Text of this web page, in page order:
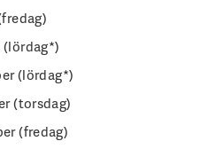
(lördag*)
(lördag*)
(torsdag)
(fredag)